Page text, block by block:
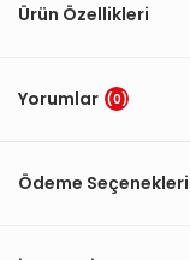
Ürün Özellikleri
Yorumlar (0)
Ödeme Seçenekleri